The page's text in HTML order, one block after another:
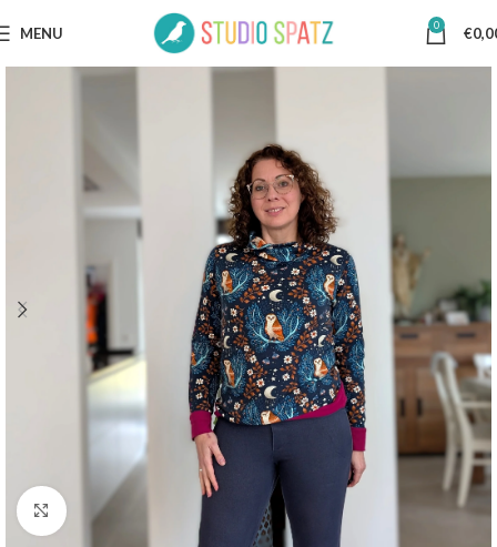
MENU 0 €
Click to enlarge